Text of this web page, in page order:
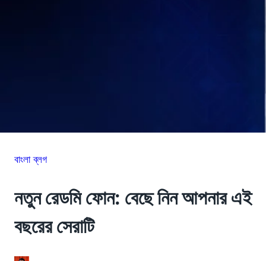
বাংলা ব্লগ
নতুন রেডমি ফোন: বেছে নিন আপনার এই
বছরের সেরাটি